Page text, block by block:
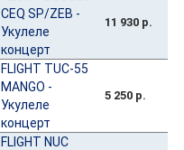
CEQ SP/ZEB -
Укулеле
концерт
11 930 р.
FLIGHT TUC-55
MANGO -
Укулеле
концерт
5 250 р.
FLIGHT NUC